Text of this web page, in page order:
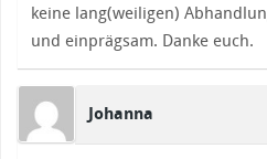
keine lang(weiligen)
und einprägsam. Danke euch.
Johanna